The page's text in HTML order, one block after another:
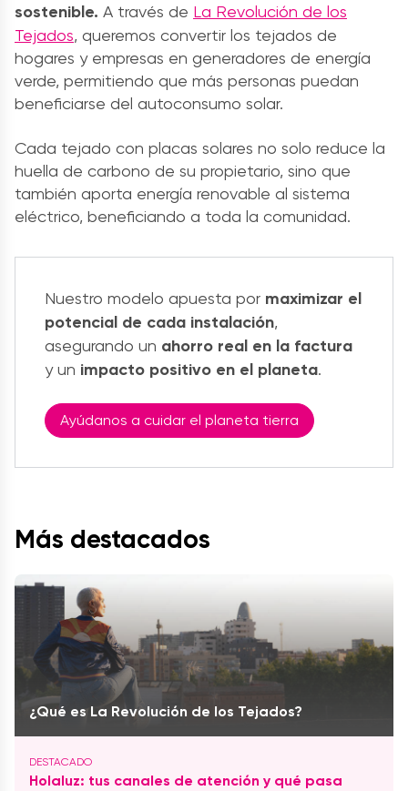
sostenible. A través de La Revolución de los
Tejados, queremos convertir los tejados de
hogares y empresas en generadores de energía
verde, permitiendo que más personas puedan
beneficiarse del autoconsumo solar.
Cada tejado con placas solares no solo reduce la
huella de carbono de su propietario, sino que
también aporta energía renovable al sistema
eléctrico, beneficiando a toda la comunidad.
Nuestro modelo apuesta por maximizar el
potencial de cada instalación,
asegurando un ahorro real en la factura
y un impacto positivo en el planeta.
Ayúdanos a cuidar el planeta tierra
Más destacados
¿Qué es La Revolución de los Tejados?
Holaluz: tus canales de atención y qué pasa